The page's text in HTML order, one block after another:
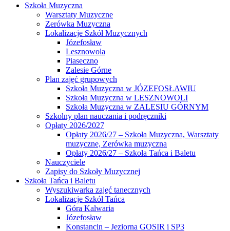
Szkoła Muzyczna
Warsztaty Muzyczne
Zerówka Muzyczna
Lokalizacje Szkół Muzycznych
Józefosław
Lesznowola
Piaseczno
Zalesie Górne
Plan zajęć grupowych
Szkoła Muzyczna w JÓZEFOSŁAWIU
Szkoła Muzyczna w LESZNOWOLI
Szkoła Muzyczna w ZALESIU GÓRNYM
Szkolny plan nauczania i podręczniki
Opłaty 2026/2027
Opłaty 2026/27 – Szkoła Muzyczna, Warsztaty
muzyczne, Zerówka muzyczna
Opłaty 2026/27 – Szkoła Tańca i Baletu
Nauczyciele
Zapisy do Szkoły Muzycznej
Szkoła Tańca i Baletu
Wyszukiwarka zajęć tanecznych
Lokalizacje Szkół Tańca
Góra Kalwaria
Józefosław
Konstancin – Jeziorna GOSIR i SP3